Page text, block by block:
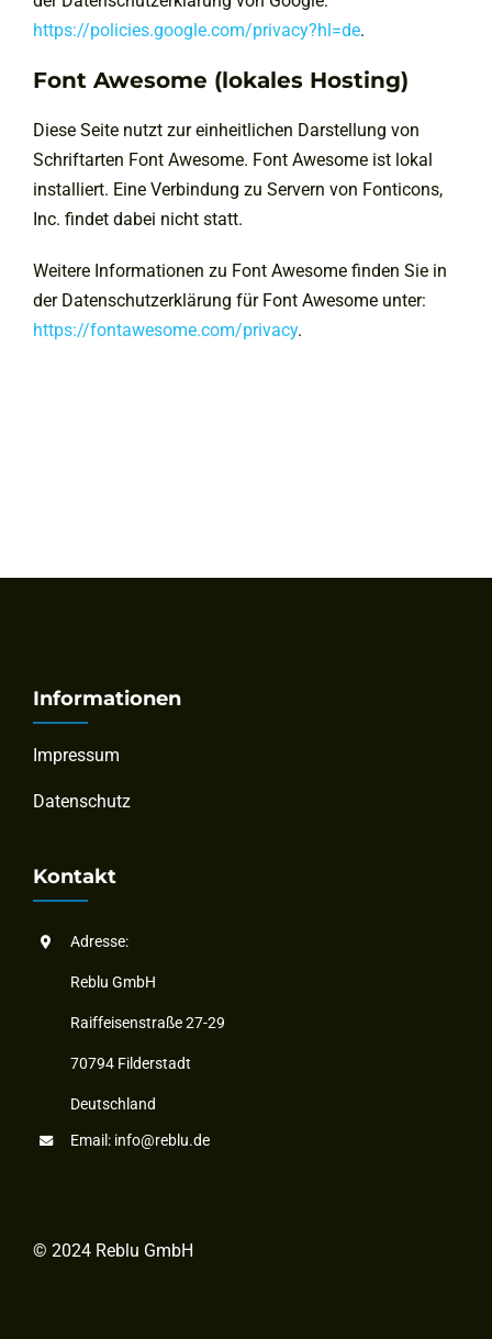
https://policies.google.com/privacy?hl=de.
Font Awesome (lokales Hosting)
Diese Seite nutzt zur einheitlichen Darstellung von
Schriftarten Font Awesome. Font Awesome ist lokal
installiert. Eine Verbindung zu Servern von Fonticons,
Inc. findet dabei nicht statt.
Weitere Informationen zu Font Awesome finden Sie in
der Datenschutzerklärung für Font Awesome unter:
https://fontawesome.com/privacy.
Informationen
Impressum
Datenschutz
Kontakt
Adresse:
Reblu GmbH
Raiffeisenstraße 27-29
70794 Filderstadt
Deutschland
Email: info@reblu.de
© 2024 Reblu GmbH